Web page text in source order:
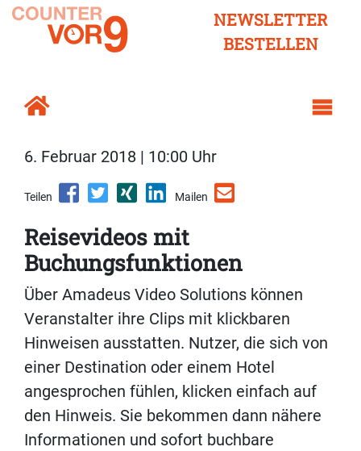
NEWSLETTER
BESTELLEN
6. Februar 2018 | 10:00 Uhr
Teilen Mailen
Reisevideos mit
Buchungsfunktionen
Über Amadeus Video Solutions können
Veranstalter ihre Clips mit klickbaren
Hinweisen ausstatten. Nutzer, die sich von
einer Destination oder einem Hotel
angesprochen fühlen, klicken einfach auf
den Hinweis. Sie bekommen dann nähere
Informationen und sofort buchbare